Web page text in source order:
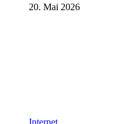
20. Mai 2026